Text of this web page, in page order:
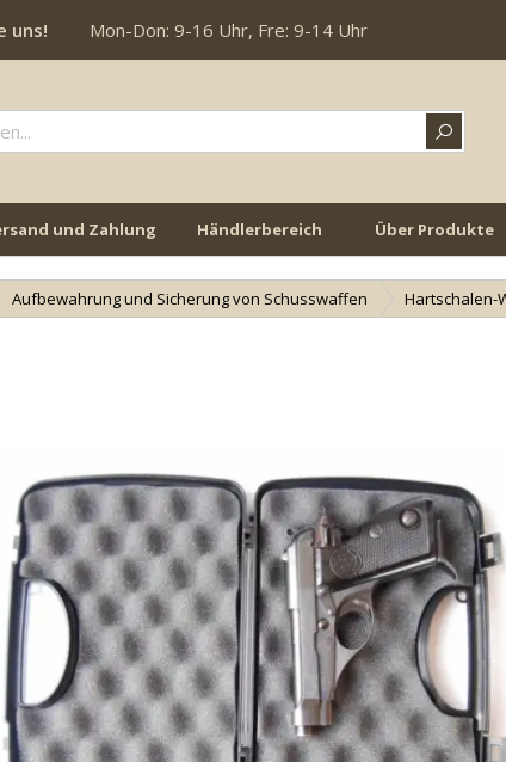
uns! Mon-Don: 9-16 Uhr, Fre: 9-14 Uhr
und Zahlung Händlerbereich Über Produkte
Aufbewahrung und Sicherung von Schusswaffen Hartschalen-